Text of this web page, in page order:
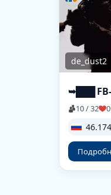
de_dust2
10 / 32 0